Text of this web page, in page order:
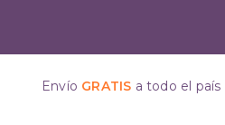
Envío GRATIS a todo el país